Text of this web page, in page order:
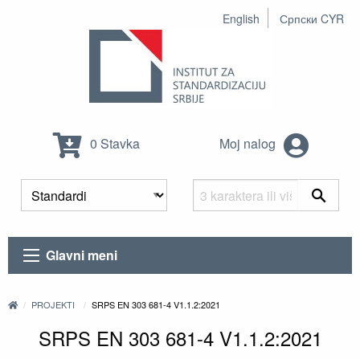
English Српски CYR
0 Stavka Moj nalog
Glavni meni
PROJEKTI SRPS EN 303 681-4 V1.1.2:2021
SRPS EN 303 681-4 V1.1.2:2021